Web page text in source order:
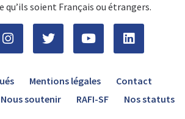
qu’ils soient Français ou étrangers.
Mentions légales
Contact
Nous soutenir RAFI-SF Nos statuts